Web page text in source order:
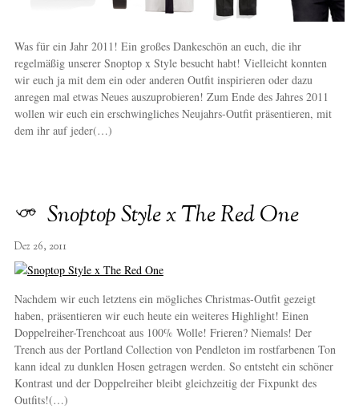
Was für ein Jahr 2011! Ein großes Dankeschön an euch, die ihr
regelmäßig unserer Snoptop x Style besucht habt! Vielleicht konnten
wir euch ja mit dem ein oder anderen Outfit inspirieren oder dazu
anregen mal etwas Neues auszuprobieren! Zum Ende des Jahres 2011
wollen wir euch ein erschwingliches Neujahrs-Outfit präsentieren, mit
dem ihr auf jeder(…)
Snoptop Style x The Red One
Dez 26, 2011
Nachdem wir euch letztens ein mögliches Christmas-Outfit gezeigt
haben, präsentieren wir euch heute ein weiteres Highlight! Einen
Doppelreiher-Trenchcoat aus 100% Wolle! Frieren? Niemals! Der
Trench aus der Portland Collection von Pendleton im rostfarbenen Ton
kann ideal zu dunklen Hosen getragen werden. So entsteht ein schöner
Kontrast und der Doppelreiher bleibt gleichzeitig der Fixpunkt des
Outfits!(…)